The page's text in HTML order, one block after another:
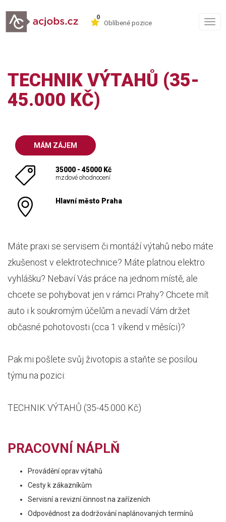
0
Oblíbené pozice
TECHNIK VÝTAHŮ (35-
45.000 KČ)
MÁM ZÁJEM
35000 - 45000 Kč
mzdové ohodnocení
Hlavní město Praha
Máte praxi se servisem či montáží výtahů nebo máte
zkušenost v elektrotechnice? Máte platnou elektro
vyhlášku? Nebaví Vás práce na jednom místě, ale
chcete se pohybovat jen v rámci Prahy? Chcete mít
auto i k soukromým účelům a nevadí Vám držet
občasné pohotovosti (cca 1 víkend v měsíci)?
Pak mi pošlete svůj životopis a staňte se posilou
týmu na pozici:
TECHNIK VÝTAHŮ (35-45.000 Kč)
PRACOVNÍ NÁPLŇ
Provádění oprav výtahů
Cesty k zákazníkům
Servisní a revizní činnost na zařízeních
Odpovědnost za dodržování naplánovaných termínů